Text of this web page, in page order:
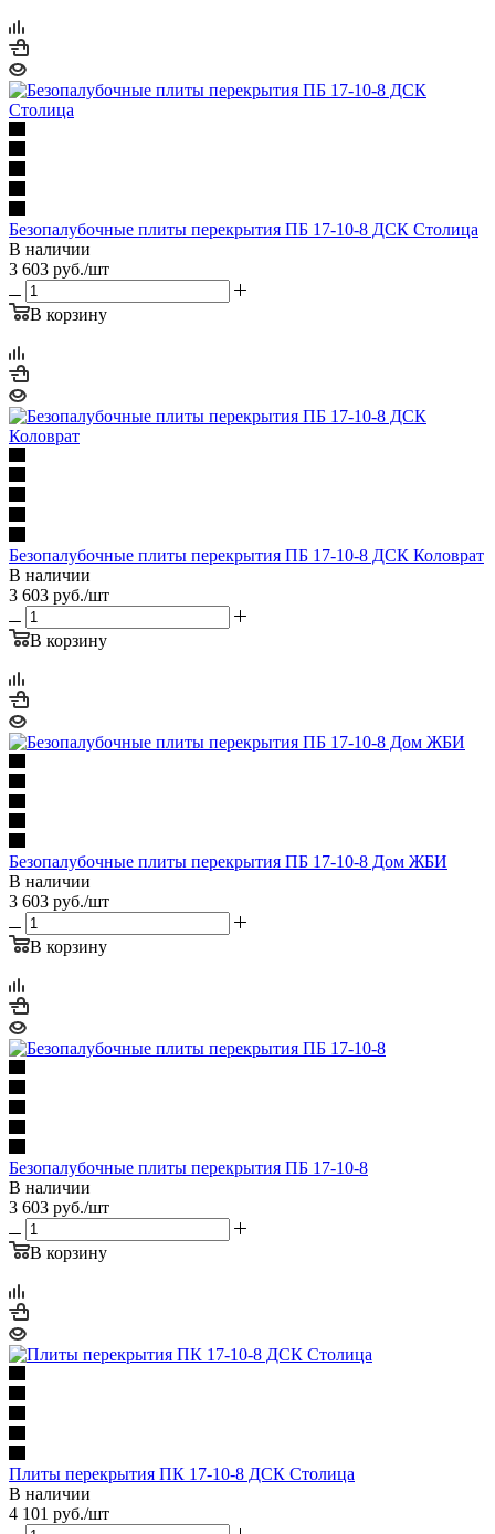
Безопалубочные плиты перекрытия ПБ 17-10-8 ДСК Столица
В наличии
3 603 руб./шт
В корзину
Безопалубочные плиты перекрытия ПБ 17-10-8 ДСК Коловрат
В наличии
3 603 руб./шт
В корзину
Безопалубочные плиты перекрытия ПБ 17-10-8 Дом ЖБИ
В наличии
3 603 руб./шт
В корзину
Безопалубочные плиты перекрытия ПБ 17-10-8
В наличии
3 603 руб./шт
В корзину
Плиты перекрытия ПК 17-10-8 ДСК Столица
В наличии
4 101 руб./шт